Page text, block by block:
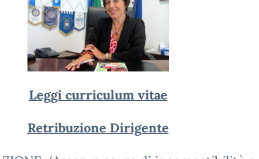
Leggi curriculum vitae
Retribuzione Dirigente